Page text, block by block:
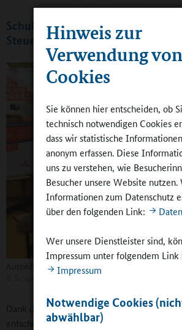
Hinweis zur
Verwendung von
Cookies
Sie können hier entscheiden, ob
technisch notwendigen Cookies
dass wir statistische
anonym erfassen. Diese
uns zu verstehen, wie
Besucher unsere Website nutzen.
Informationen zum Datenschutz
über den folgenden Link:
Wer unsere Dienstleister sind,
Impressum unter folgendem Link
Impressum
Notwendige Cookies
abwählbar)
Schul- und
Steuergruppe
Ausbildungstag an der Schule
Schule an der Dahme
Dank des Ganztags konnte die Schule
entscheidende und erfolgreiche